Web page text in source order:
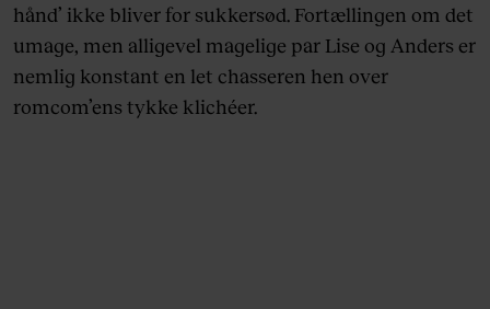
hånd’ ikke bliver for sukkersød. Fortællingen om det
umage, men alligevel magelige par Lise og Anders er
nemlig konstant en let chasseren hen over
romcom’ens tykke klichéer.